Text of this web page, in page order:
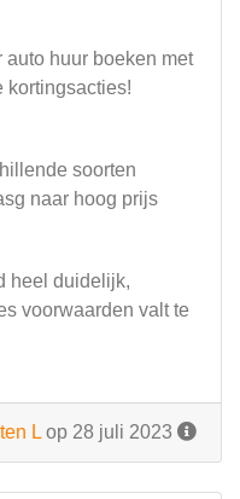
huur boeken met
kortingsacties!
soorten
naar hoog prijs
heel duidelijk,
voorwaarden valt te
L op 28 juli 2023